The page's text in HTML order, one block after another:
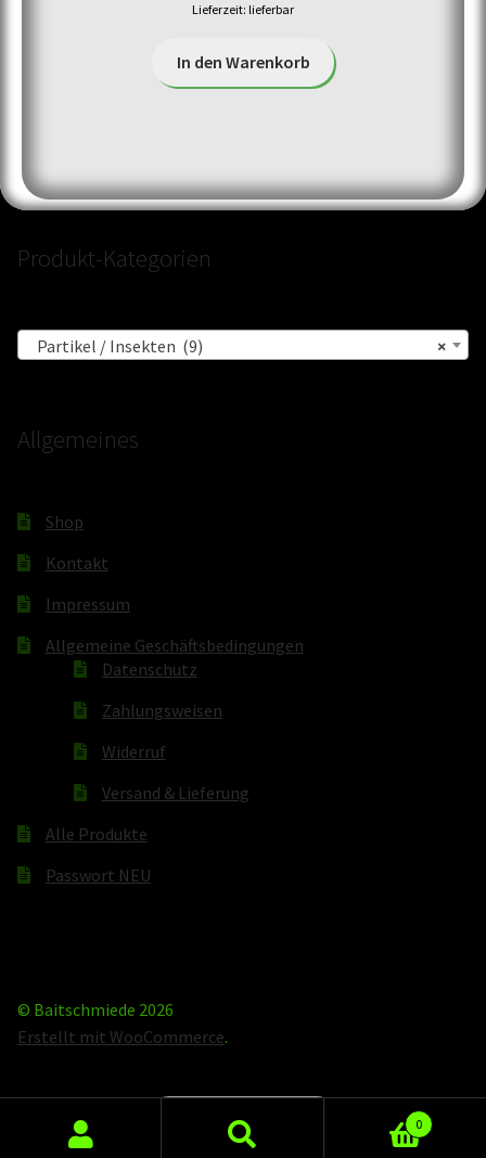
Lieferzeit: lieferbar
In den Warenkorb
Produkt-Kategorien
×
Partikel / Insekten (9)
Allgemeines
Shop
Kontakt
Impressum
Allgemeine Geschäftsbedingungen
Datenschutz
Zahlungsweisen
Widerruf
Versand & Lieferung
Alle Produkte
Passwort NEU
© Baitschmiede 2026
Erstellt mit WooCommerce.
Vertrag widerrufen 0